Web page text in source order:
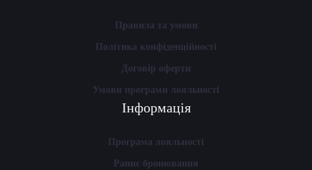
Правила та умови
Політика конфіденційності
Договір оферти
Умови програми лояльності
Інформація
Програма лояльності
Раннє бронювання